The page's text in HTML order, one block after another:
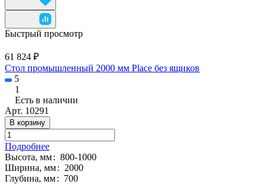
Быстрый просмотр
61 824 ₽
Стол промышленный 2000 мм Place без ящиков
5
1
Есть в наличии
Арт. 10291
В корзину
Подробнее
Высота, мм: 800-1000
Ширина, мм: 2000
Глубина, мм: 700